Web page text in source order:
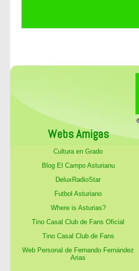
Webs Amigas
Cultura en Grado
Blog El Campo Asturianu
DeluxRadioStar
Futbol Asturiano
Where is Asturias?
Tino Casal Club de Fans Oficial
Tino Casal Club de Fans
Web Personal de Fernando Fernández
Arias